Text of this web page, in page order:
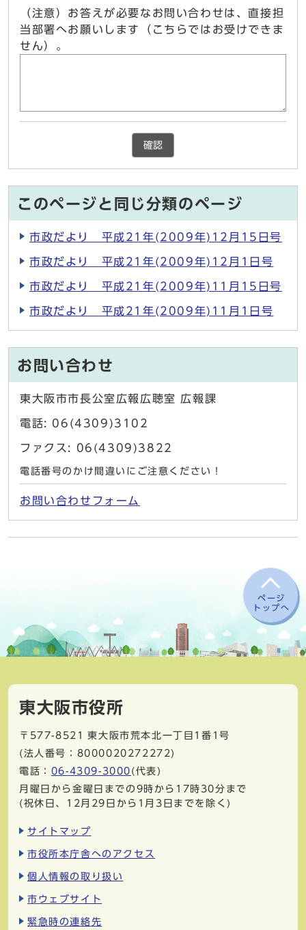
（注意）お答えが必要なお問い合わせは、直接担
当部署へお願いします（こちらではお受けできま
せん）。
確認
このページと同じ分類のページ
市政だより 平成21年(2009年)12月15日号
市政だより 平成21年(2009年)12月1日号
市政だより 平成21年(2009年)11月15日号
市政だより 平成21年(2009年)11月1日号
お問い合わせ
東大阪市市長公室広報広聴室 広報課
電話: 06(4309)3102
ファクス: 06(4309)3822
電話番号のかけ間違いにご注意ください！
お問い合わせフォーム
ページ
トップへ
東大阪市役所
〒577-8521
東大阪市荒本北一丁目1番1号
(法人番号：8000020272272)
電話： 06-4309-3000 (代表)
月曜日から金曜日までの9時から17時30分まで
(祝休日、12月29日から1月3日までを除く)
サイトマップ
市役所本庁舎へのアクセス
個人情報の取り扱い
市ウェブサイト
緊急時の連絡先